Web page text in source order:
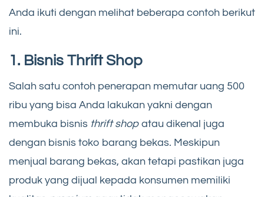
Anda ikuti dengan melihat beberapa contoh berikut
ini.
1. Bisnis Thrift Shop
Salah satu contoh penerapan memutar uang 500
ribu yang bisa Anda lakukan yakni dengan
membuka bisnis thrift shop atau dikenal juga
dengan bisnis toko barang bekas. Meskipun
menjual barang bekas, akan tetapi pastikan juga
produk yang dijual kepada konsumen memiliki